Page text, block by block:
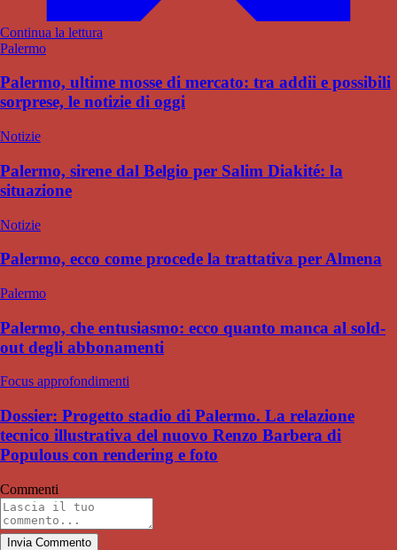
Continua la lettura
Palermo
Palermo, ultime mosse di mercato: tra addii e possibili
sorprese, le notizie di oggi
Notizie
Palermo, sirene dal Belgio per Salim Diakité: la
situazione
Notizie
Palermo, ecco come procede la trattativa per Almena
Palermo
Palermo, che entusiasmo: ecco quanto manca al sold-
out degli abbonamenti
Focus approfondimenti
Dossier: Progetto stadio di Palermo. La relazione
tecnico illustrativa del nuovo Renzo Barbera di
Populous con rendering e foto
Commenti
Invia Commento